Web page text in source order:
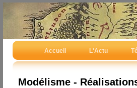
Accueil L'Actu
Modélisme -